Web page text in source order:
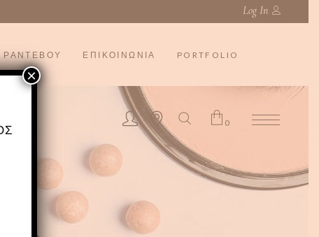
Log In
ΡΑΝΤΕΒΟΥ ΕΠΙΚΟΙΝΩΝΙΑ PORTFOLIO
0
No products in the cart.
×